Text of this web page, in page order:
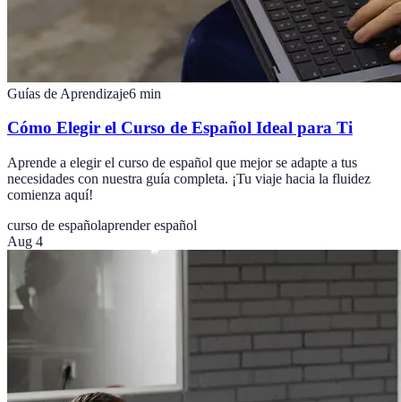
Guías de Aprendizaje6 min
Cómo Elegir el Curso de Español Ideal para Ti
Aprende a elegir el curso de español que mejor se adapte a tus
necesidades con nuestra guía completa. ¡Tu viaje hacia la fluidez
comienza aquí!
curso de españolaprender español
Aug 4